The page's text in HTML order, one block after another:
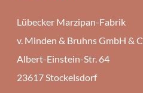
Lübecker Marzipan-Fabrik
v. Minden & Bruhns GmbH &
Albert-Einstein-Str. 64
23617 Stockelsdorf